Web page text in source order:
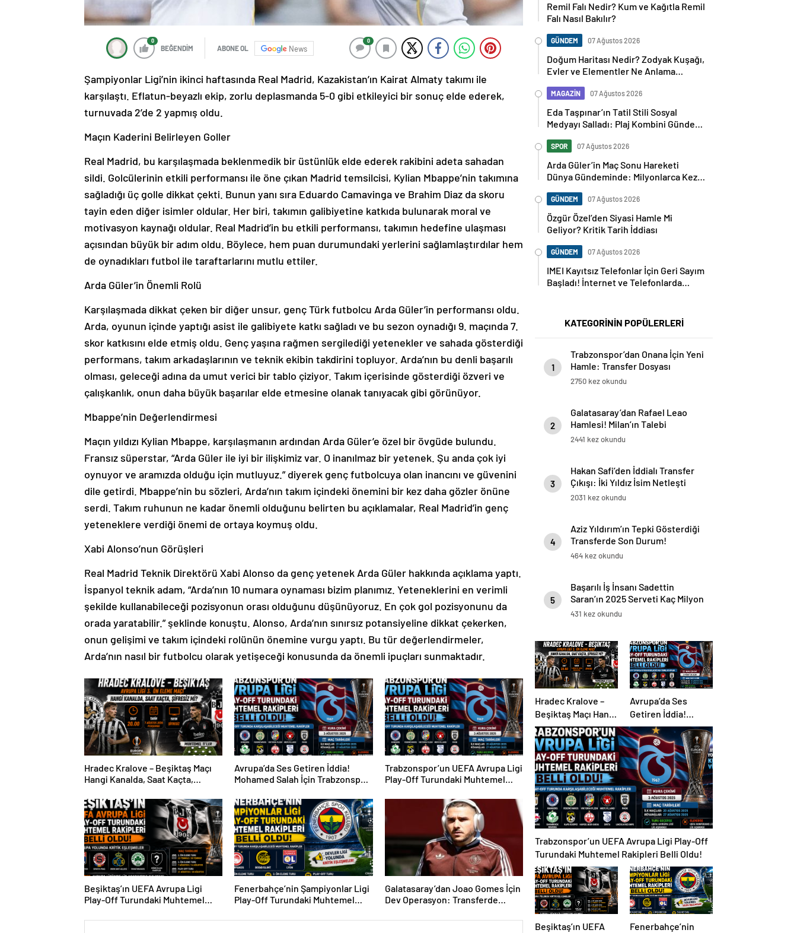
0
BEĞENDİM ABONE OL News
0
Şampiyonlar Ligi’nin ikinci haftasında Real Madrid, Kazakistan’ın Kairat Almaty takımı ile
karşılaştı. Eflatun-beyazlı ekip, zorlu deplasmanda 5-0 gibi etkileyici bir sonuç elde ederek,
turnuvada 2’de 2 yapmış oldu.
Maçın Kaderini Belirleyen Goller
Real Madrid, bu karşılaşmada beklenmedik bir üstünlük elde ederek rakibini adeta sahadan
sildi. Golcülerinin etkili performansı ile öne çıkan Madrid temsilcisi, Kylian Mbappe’nin takımına
sağladığı üç golle dikkat çekti. Bunun yanı sıra Eduardo Camavinga ve Brahim Diaz da skoru
tayin eden diğer isimler oldular. Her biri, takımın galibiyetine katkıda bulunarak moral ve
motivasyon kaynağı oldular. Real Madrid’in bu etkili performansı, takımın hedefine ulaşması
açısından büyük bir adım oldu. Böylece, hem puan durumundaki yerlerini sağlamlaştırdılar hem
de oynadıkları futbol ile taraftarlarını mutlu ettiler.
Arda Güler’in Önemli Rolü
Karşılaşmada dikkat çeken bir diğer unsur, genç Türk futbolcu Arda Güler’in performansı oldu.
Arda, oyunun içinde yaptığı asist ile galibiyete katkı sağladı ve bu sezon oynadığı 9. maçında 7.
skor katkısını elde etmiş oldu. Genç yaşına rağmen sergilediği yetenekler ve sahada gösterdiği
performans, takım arkadaşlarının ve teknik ekibin takdirini topluyor. Arda’nın bu denli başarılı
olması, geleceği adına da umut verici bir tablo çiziyor. Takım içerisinde gösterdiği özveri ve
çalışkanlık, onun daha büyük başarılar elde etmesine olanak tanıyacak gibi görünüyor.
Mbappe’nin Değerlendirmesi
Maçın yıldızı Kylian Mbappe, karşılaşmanın ardından Arda Güler’e özel bir övgüde bulundu.
Fransız süperstar, “Arda Güler ile iyi bir ilişkimiz var. O inanılmaz bir yetenek. Şu anda çok iyi
oynuyor ve aramızda olduğu için mutluyuz.” diyerek genç futbolcuya olan inancını ve güvenini
dile getirdi. Mbappe’nin bu sözleri, Arda’nın takım içindeki önemini bir kez daha gözler önüne
serdi. Takım ruhunun ne kadar önemli olduğunu belirten bu açıklamalar, Real Madrid’in genç
yeteneklere verdiği önemi de ortaya koymuş oldu.
Xabi Alonso’nun Görüşleri
Real Madrid Teknik Direktörü Xabi Alonso da genç yetenek Arda Güler hakkında açıklama yaptı.
İspanyol teknik adam, “Arda’nın 10 numara oynaması bizim planımız. Yeteneklerini en verimli
şekilde kullanabileceği pozisyonun orası olduğunu düşünüyoruz. En çok gol pozisyonunu da
orada yaratabilir.” şeklinde konuştu. Alonso, Arda’nın sınırsız potansiyeline dikkat çekerken,
onun gelişimi ve takım içindeki rolünün önemine vurgu yaptı. Bu tür değerlendirmeler,
Arda’nın nasıl bir futbolcu olarak yetişeceği konusunda da önemli ipuçları sunmaktadır.
Hradec Kralove – Beşiktaş Maçı
Hangi Kanalda, Saat Kaçta,
Avrupa’da Ses Getiren İddia!
Mohamed Salah İçin Trabzonspor
Trabzonspor’un UEFA Avrupa Ligi
Play-Off Turundaki Muhtemel
Beşiktaş’ın UEFA Avrupa Ligi
Play-Off Turundaki Muhtemel
Yolunda Kritik Eşleşmeler
Fenerbahçe’nin Şampiyonlar Ligi
Play-Off Turundaki Muhtemel
Galatasaray’dan Joao Gomes İçin
Dev Operasyon: Transferde
Remil Falı Nedir? Kum ve Kağıtla Remil
Falı Nasıl Bakılır?
GÜNDEM 07 Ağustos 2026
Doğum Haritası Nedir? Zodyak Kuşağı,
Evler ve Elementler Ne Anlama
MAGAZİN 07 Ağustos 2026
Eda Taşpınar’ın Tatil Stili Sosyal
Medyayı Salladı: Plaj Kombini Gündem
SPOR 07 Ağustos 2026
Arda Güler’in Maç Sonu Hareketi
Dünya Gündeminde: Milyonlarca Kez
GÜNDEM 07 Ağustos 2026
Özgür Özel’den Siyasi Hamle Mi
Geliyor? Kritik Tarih İddiası
GÜNDEM 07 Ağustos 2026
IMEI Kayıtsız Telefonlar İçin Geri Sayım
Başladı! İnternet ve Telefonlarda
KATEGORİNİN POPÜLERLERİ
1
Trabzonspor’dan Onana İçin Yeni
Hamle: Transfer Dosyası
Yeniden Açıldı
2750 kez okundu
2
Galatasaray’dan Rafael Leao
Hamlesi! Milan’ın Talebi
Transferde Dengeleri Değiştirdi
2441 kez okundu
3
Hakan Safi’den İddialı Transfer
Çıkışı: İki Yıldız İsim Netleşti
2031 kez okundu
4
Aziz Yıldırım’ın Tepki Gösterdiği
Transferde Son Durum!
Oyuncunun Geleceği Belli Oldu
464 kez okundu
5
Başarılı İş İnsanı Sadettin
Saran’ın 2025 Serveti Kaç Milyon
TL ve Dolar?
431 kez okundu
Hradec Kralove –
Beşiktaş Maçı Hangi
Kanalda, Saat
Kaçta, Şifresiz Mi?
Avrupa’da Ses
Getiren İddia!
Mohamed Salah İçin
Trabzonspor
Sürprizi
Trabzonspor’un UEFA Avrupa Ligi Play-Off
Turundaki Muhtemel Rakipleri Belli Oldu!
Beşiktaş’ın UEFA
Fenerbahçe’nin